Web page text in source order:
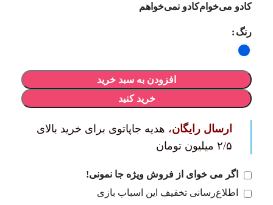
کادو می‌خوامکادو نمی‌خواهم
رنگ
افزودن به سبد خرید
خرید کنید
ارسال رایگان، هدیه جاپاتوی برای خرید بالای
۲/۵ میلیون تومان
اگر می خوای از فروش ویژه جا نمونی!
اطلاع‌رسانی تخفیف این اسباب بازی